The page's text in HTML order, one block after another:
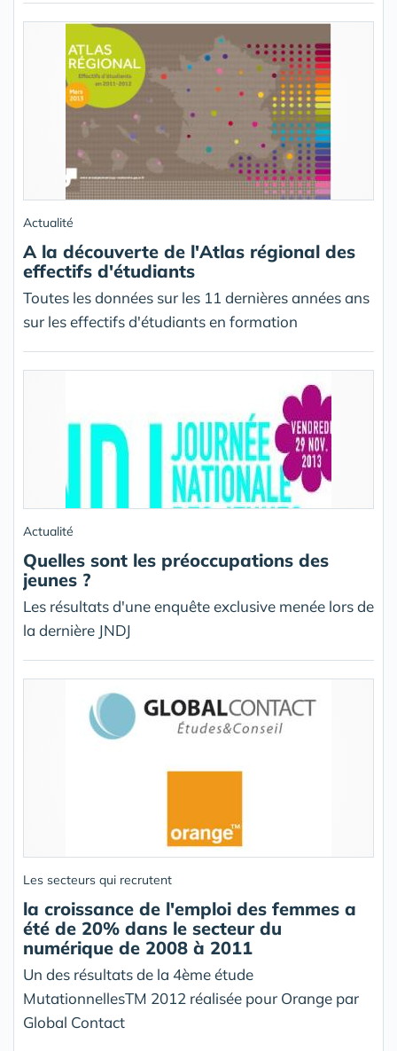
Actualité
A la découverte de l'Atlas régional des
effectifs d'étudiants
Toutes les données sur les 11 dernières années ans
sur les effectifs d'étudiants en formation
Actualité
Quelles sont les préoccupations des
jeunes ?
Les résultats d'une enquête exclusive menée lors de
la dernière JNDJ
Les secteurs qui recrutent
la croissance de l'emploi des femmes a
été de 20% dans le secteur du
numérique de 2008 à 2011
Un des résultats de la 4ème étude
MutationnellesTM 2012 réalisée pour Orange par
Global Contact